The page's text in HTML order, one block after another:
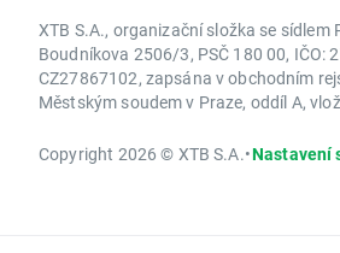
XTB S.A., organizační složka se sídlem
Boudníkova 2506/3, PSČ 180 00, IČO:
CZ27867102, zapsána v obchodním
Městským soudem v Praze, oddíl A,
Copyright 2026 © XTB S.A.•Nastavení